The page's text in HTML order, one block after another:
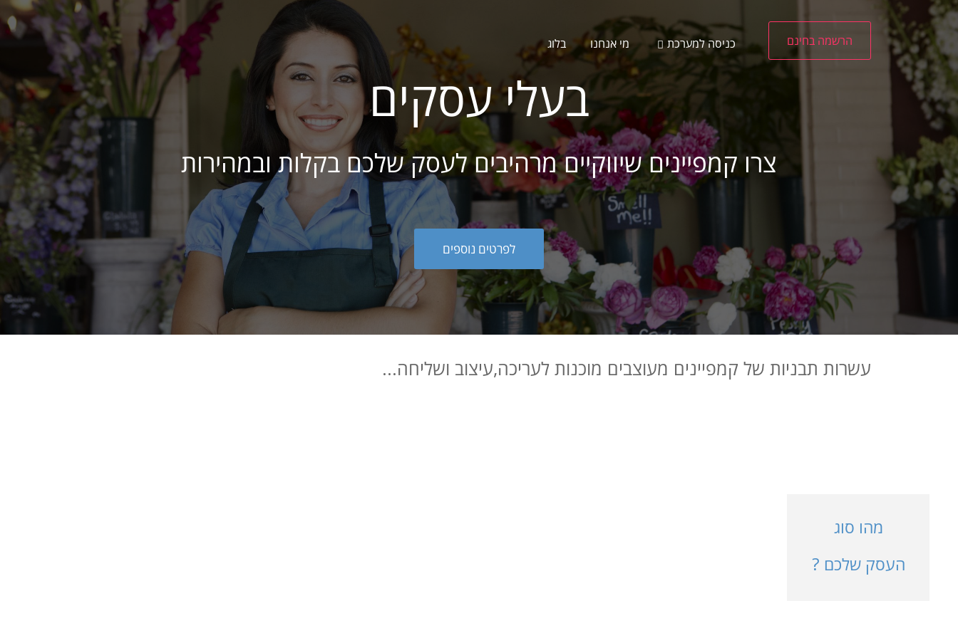
בלוג מי אנחנו כניסה למערכת הרשמה בחינם
בעלי עסקים
צרו קמפיינים שיווקיים מרהיבים לעסק שלכם בקלות ובמהירות
לפרטים נוספים
מהו סוג
העסק שלכם ?
עשרות תבניות של קמפיינים מעוצבים מוכנות לעריכה,עיצוב ושליחה...